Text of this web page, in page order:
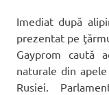
Imediat după
prezentat pe
Gayprom caută
naturale din
Rusiei.